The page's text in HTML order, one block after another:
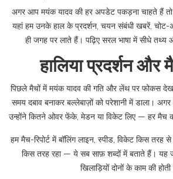
अगर आप मयंक यादव की हर अपडेट पकड़ना चाहते हैं
यहां हम उनके हाल के प्रदर्शन, चयन संबंधी खबरें, चोट-
ही जगह पर लाते हैं। पढ़िए सरल भाषा में सीधे तथ्य
हालिया प्रदर्शन और
पिछले मैचों में मयंक यादव की गति और लेंथ पर फोकस
समय दबाव बनाकर बल्लेबाज़ों को परेशानी में डाला।
उन्होंने कितने ओवर फेंके, मेडन या विकेट लिए — हर मैच की
हम मैच-रिपोर्ट में बॉलिंग लाइन, स्पीड, विकेट किस
किस तरह रहा — ये सब साफ़ शब्दों में बताते हैं। यह
खिलाड़ियों दोनों के काम की